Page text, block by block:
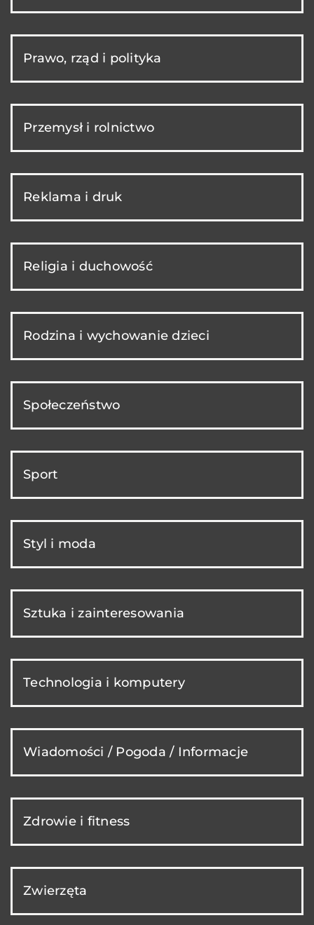
Prawo, rząd i polityka
Przemysł i rolnictwo
Reklama i druk
Religia i duchowość
Rodzina i wychowanie dzieci
Społeczeństwo
Sport
Styl i moda
Sztuka i zainteresowania
Technologia i komputery
Wiadomości / Pogoda / Informacje
Zdrowie i fitness
Zwierzęta